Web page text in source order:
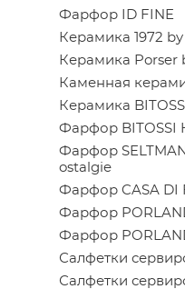
Фарфор ID FINE
Керамика 1972
Керамика Porser
Каменная
Керамика
Фарфор BITOSSI
Фарфор
ostalgie
Фарфор CASA DI
Фарфор
Фарфор
Салфетки
Салфетки